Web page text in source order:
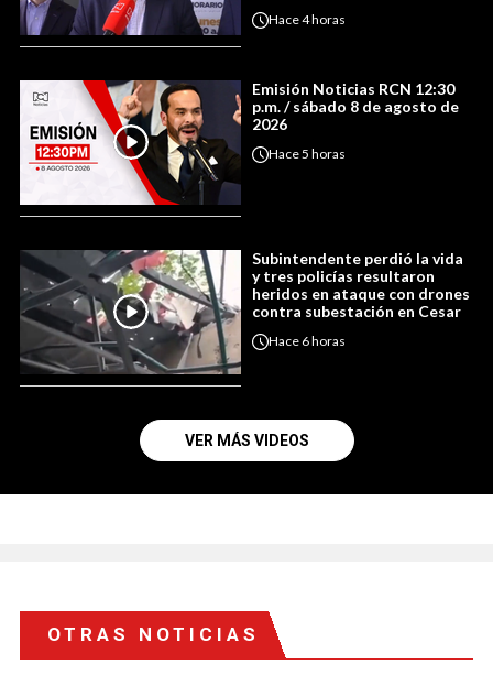
Hace4 horas
Emisión Noticias RCN 12:30
p.m. / sábado 8 de agosto de
2026
Hace5 horas
Subintendente perdió la vida
y tres policías resultaron
heridos en ataque con drones
contra subestación en Cesar
Hace 6 horas
VER MÁS VIDEOS
OTRAS NOTICIAS